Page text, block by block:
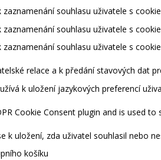
souhlasu uživatele s
souhlasu uživatele s
souhlasu uživatele s
relace a k předání stavových dat
k uložení jazykových preferencí
Cookie Consent plugin and is used
k uložení, zda uživatel souhlasil nebo
košíku